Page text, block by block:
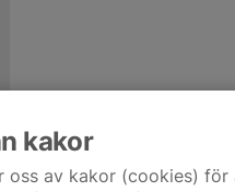
kakor
oss av kakor (cookies)